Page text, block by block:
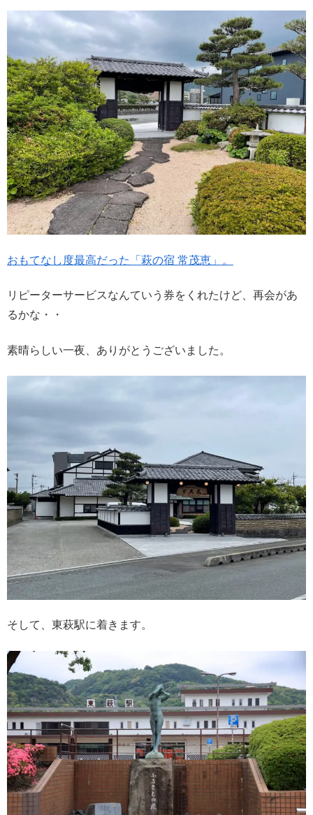
おもてなし度最高だった「萩の宿 常茂恵」。
リピーターサービスなんていう券をくれたけど、再会があ
るかな・・
素晴らしい一夜、ありがとうございました。
そして、東萩駅に着きます。